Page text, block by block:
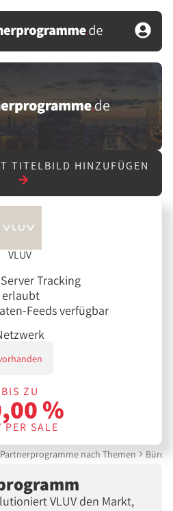
TITELBILD HINZUFÜGEN
VLUV
Tracking
erlaubt
Feeds verfügbar
BIS ZU
%
PER SALE
Partnerprogramme nach Themen
VLUV den Markt,